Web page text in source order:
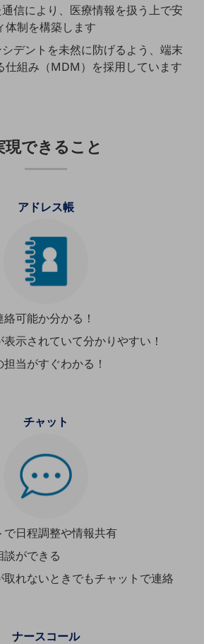
ャルショップ
ちら
せ・お見積りはこちら
プのサステナビリティ
信により、医療情報を扱う上で安
体制を構築します
デントを未然に防げるよう、端末
仕組み（MDM）を採用しています
現できること
アドレス帳
可能か分かる！
示されていて分かりやすい！
当がすぐわかる！
チャット
で日程調整や情報共有
ができる
取れないときでもチャットで連絡
ナースコール